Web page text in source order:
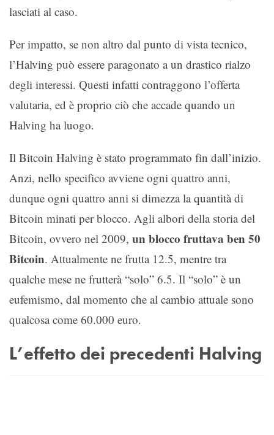
lasciati al caso.
Per impatto, se non altro dal punto di vista tecnico,
l’Halving può essere paragonato a un drastico rialzo
degli interessi. Questi infatti contraggono l’offerta
valutaria, ed è proprio ciò che accade quando un
Halving ha luogo.
Il Bitcoin Halving è stato programmato fin dall’inizio.
Anzi, nello specifico avviene ogni quattro anni,
dunque ogni quattro anni si dimezza la quantità di
Bitcoin minati per blocco. Agli albori della storia del
Bitcoin, ovvero nel 2009, un blocco fruttava ben 50
Bitcoin. Attualmente ne frutta 12.5, mentre tra
qualche mese ne frutterà “solo” 6.5. Il “solo” è un
eufemismo, dal momento che al cambio attuale sono
qualcosa come 60.000 euro.
L’effetto dei precedenti Halving